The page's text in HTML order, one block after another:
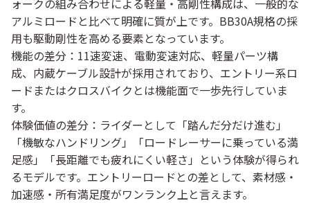
ォークの組み合わせによる軽量・高剛性構成は、一般的な
アルミロードと比べて明確に質が上です。BB30A規格の採
用も駆動剛性を高める要素となっています。
機能の差分 ：11速変速、電動変速対応、軽量パーツ構
成、内蔵ケーブル設計が採用されており、エントリー系ロ
ードまたはクロスバイクとは機能面で一歩先行していま
す。
体験価値の差分 ：ライダーとして「踏んだ分だけ進む」
「機敏なハンドリング」「ロードレーサーに乗っている満
足感」「長距離でも疲れにくい軽さ」という体験が得られ
るモデルです。エントリーロードとの差として、素材感・
加速感・所有満足度がワンランク上と言えます。